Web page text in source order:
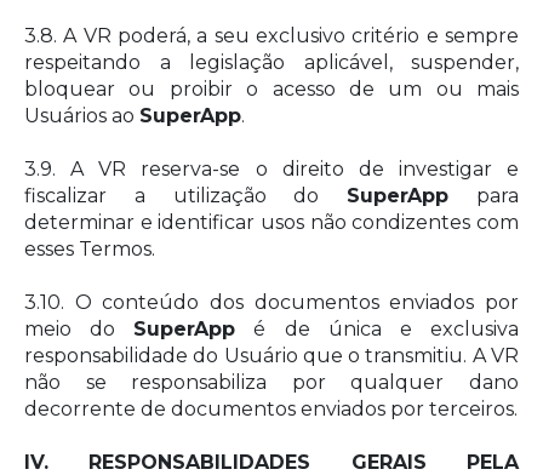
3.8. A VR poderá, a seu exclusivo critério e sempre
respeitando a legislação aplicável, suspender,
bloquear ou proibir o acesso de um ou mais
Usuários ao SuperApp.
3.9. A VR reserva-se o direito de investigar e
fiscalizar a utilização do SuperApp para
determinar e identificar usos não condizentes com
esses Termos.
3.10. O conteúdo dos documentos enviados por
meio do SuperApp é de única e exclusiva
responsabilidade do Usuário que o transmitiu. A VR
não se responsabiliza por qualquer dano
decorrente de documentos enviados por terceiros.
IV. RESPONSABILIDADES GERAIS PELA